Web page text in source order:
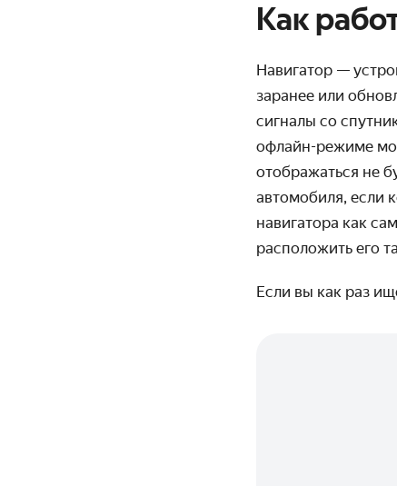
Как
Навигатор —
заранее или
сигналы со
офлайн-режиме
отображаться не
автомобиля, если
навигатора как
расположить его
Если вы как раз